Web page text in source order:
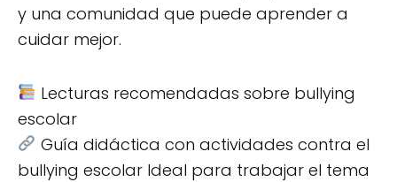
y una comunidad que puede aprender a
cuidar mejor.
Lecturas recomendadas sobre bullying
escolar
Guía didáctica con actividades contra el
bullying escolar Ideal para trabajar el tema